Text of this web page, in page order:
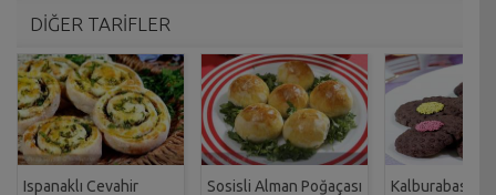
DİĞER TARİFLER
Ispanaklı Cevahir
Sosisli Alman Poğaçası
Kalburabastı